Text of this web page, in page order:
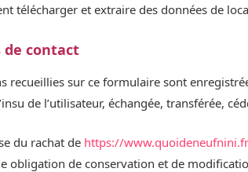
télécharger et extraire des données de
de contact
recueillies sur ce formulaire sont
de l’utilisateur, échangée, transférée,
du rachat de https://www.quoideneufnini.fr
obligation de conservation et de